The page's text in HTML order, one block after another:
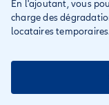
En l'ajoutant, vous
charge des
locataires